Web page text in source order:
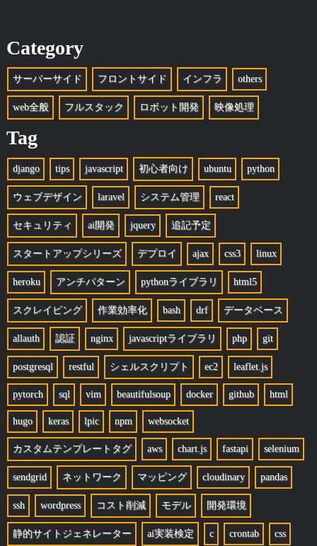
Category
サーバーサイド フロントサイド インフラ others
web全般 フルスタック ロボット開発 映像処理
Tag
django tips javascript 初心者向け ubuntu python
ウェブデザイン laravel システム管理 react
セキュリティ ai開発 jquery 追記予定
スタートアップシリーズ デプロイ ajax css3 linux
heroku アンチパターン pythonライブラリ html5
スクレイピング 作業効率化 bash drf データベース
allauth 認証 nginx javascriptライブラリ php git
postgresql restful シェルスクリプト ec2 leaflet.js
pytorch sql vim beautifulsoup docker github html
hugo keras lpic npm websocket
カスタムテンプレートタグ aws chart.js fastapi selenium
sendgrid ネットワーク マッピング cloudinary pandas
ssh wordpress コスト削減 モデル 開発環境
静的サイトジェネレーター ai実装検定 c crontab css